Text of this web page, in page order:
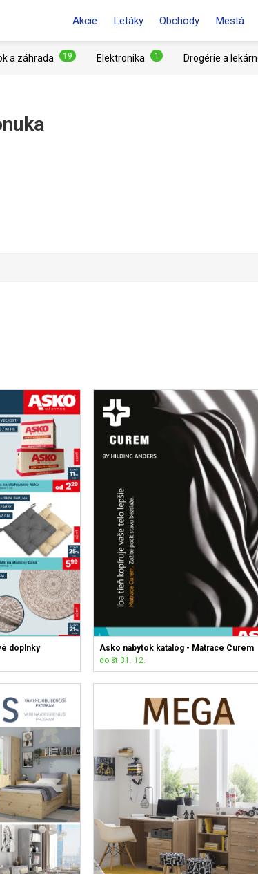
Akcie Letáky Obchody Mestá
a záhrada 19 Elektronika 1 Drogérie a
doplnky
Asko nábytok katalóg - Matrace Curem
do št 31. 12.